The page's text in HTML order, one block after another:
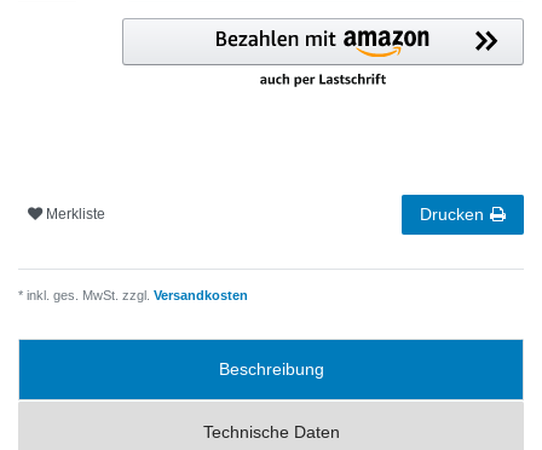
Merkliste Drucken
* inkl. ges. MwSt. zzgl. Versandkosten
Beschreibung
Technische Daten